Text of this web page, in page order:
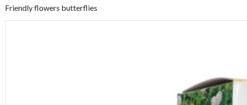
Friendly flowers butterflies